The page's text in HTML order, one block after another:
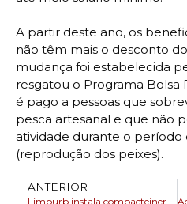
A partir deste ano, os
não têm mais o desconto
mudança foi estabelecida
resgatou o Programa Bolsa
é pago a pessoas que
pesca artesanal e que não
atividade durante o período
(reprodução dos peixes).
ANTERIOR
Limpurb instala compacteiner na Avenida Joana Angélica